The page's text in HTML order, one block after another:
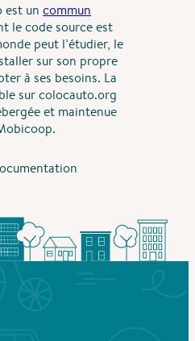
est un commun
le code source est
peut l’étudier, le
sur son propre
à ses besoins. La
sur colocauto.org
et maintenue